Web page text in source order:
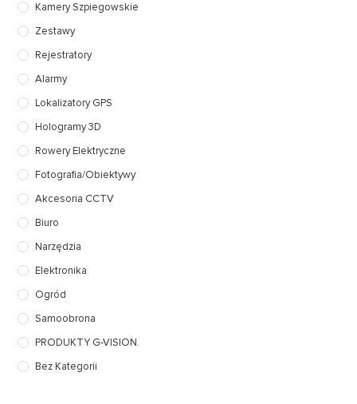
Kamery Szpiegowskie
Zestawy
Rejestratory
Alarmy
Lokalizatory GPS
Hologramy 3D
Rowery Elektryczne
Fotografia/Obiektywy
Akcesoria CCTV
Biuro
Narzędzia
Elektronika
Ogród
Samoobrona
PRODUKTY G-VISION.
Bez Kategorii